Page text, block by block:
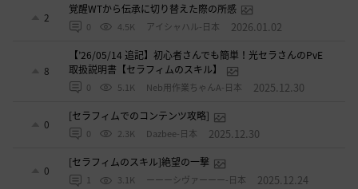
2
覚醒WTから伝承に切り替えた際の所感
0 4.5K アイシャハル-日本 2026.01.02
8
【’26/05/14 追記】初心者さんでも簡単！光セラさんのPvE
取扱説明書【セラフィムのスキル】
0 5.1K Neb用作業ちゃんA-日本 2025.12.30
0
[セラフィムでのコンテンツ攻略]
0 2.3K Dazbee-日本 2025.12.30
0
[セラフィムのスキル]絶望の一撃
1 3.1K ーーーシヴァーーー-日本 2025.12.24